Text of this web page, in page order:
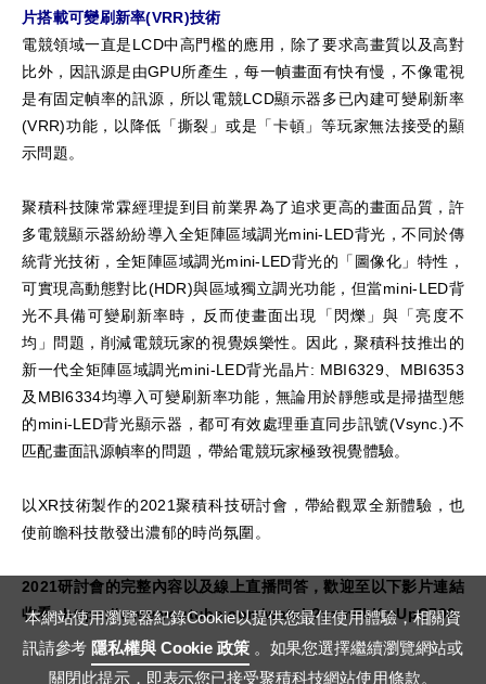
片搭載可變刷新率(VRR)技術
電競領域一直是LCD中高門檻的應用，除了要求高畫質以及高對
比外，因訊源是由GPU所產生，每一幀畫面有快有慢，不像電視
是有固定幀率的訊源，所以電競LCD顯示器多已內建可變刷新率
(VRR)功能，以降低「撕裂」或是「卡頓」等玩家無法接受的顯
示問題。
聚積科技陳常霖經理提到目前業界為了追求更高的畫面品質，許
多電競顯示器紛紛導入全矩陣區域調光mini-LED背光，不同於傳
統背光技術，全矩陣區域調光mini-LED背光的「圖像化」特性，
可實現高動態對比(HDR)與區域獨立調光功能，但當mini-LED背
光不具備可變刷新率時，反而使畫面出現「閃爍」與「亮度不
均」問題，削減電競玩家的視覺娛樂性。因此，聚積科技推出的
新一代全矩陣區域調光mini-LED背光晶片: MBI6329、MBI6353
及MBI6334均導入可變刷新率功能，無論用於靜態或是掃描型態
的mini-LED背光顯示器，都可有效處理垂直同步訊號(Vsync.)不
匹配畫面訊源幀率的問題，帶給電競玩家極致視覺體驗。
以XR技術製作的2021聚積科技研討會，帶給觀眾全新體驗，也
使前瞻科技散發出濃郁的時尚氛圍。
2021研討會的完整內容以及線上直播問答，歡迎至以下影片連結
收看:https://www.youtube.com/watch?v=mFkKmUpC790
本網站使用瀏覽器紀錄Cookie以提供您最佳使用體驗，相關資
訊請參考 隱私權與 Cookie 政策 。如果您選擇繼續瀏覽網站或
關閉此提示，即表示您已接受聚積科技網站使用條款。